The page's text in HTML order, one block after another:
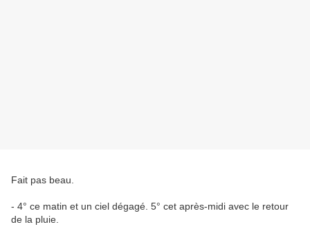
Fait pas beau.
- 4° ce matin et un ciel dégagé. 5° cet après-midi avec le retour
de la pluie.